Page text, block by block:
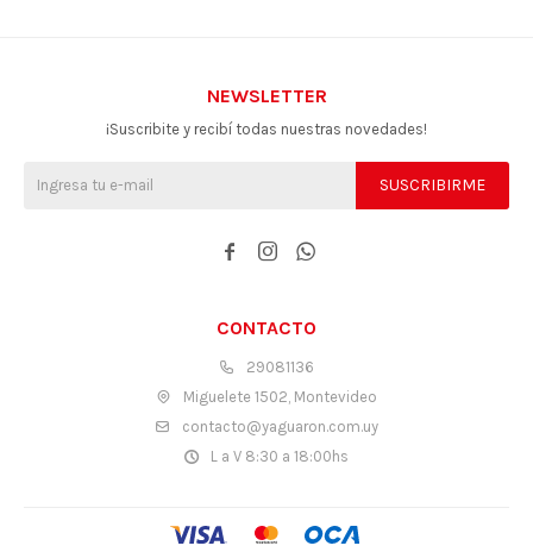
CONTACTO
29081136
Miguelete 1502, Montevideo
contacto@yaguaron.com.uy
L a V 8:30 a 18:00hs
NEWSLETTER
¡Suscribite y recibí todas nuestras novedades!
SUSCRIBIRME
  